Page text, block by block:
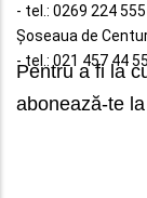
- tel.: 0269 224 555
Șoseaua de
- tel.: 021 457 44 55
Pentru a fi la
abonează-te